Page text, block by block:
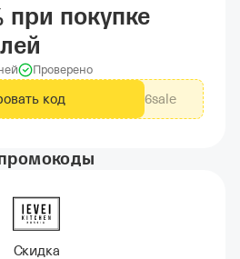
при покупке
Проверено
код a126sale
Скидка